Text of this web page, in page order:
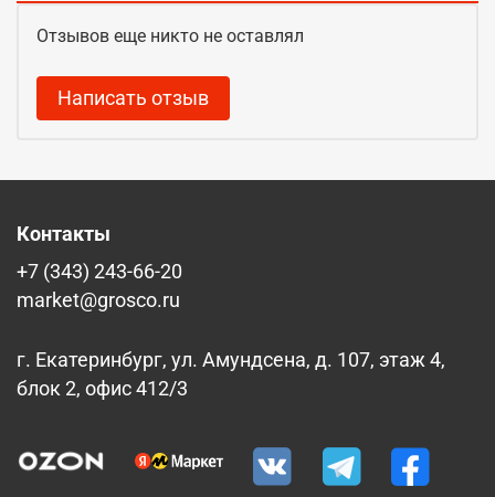
Отзывов еще никто не оставлял
Написать отзыв
Контакты
+7 (343) 243-66-20
market@grosco.ru
г. Екатеринбург, ул. Амундсена, д. 107, этаж 4,
блок 2, офис 412/3